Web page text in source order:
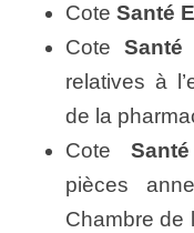
Cote Santé E
Cote Santé
relatives à
de la
Cote
pièces
Chambre de